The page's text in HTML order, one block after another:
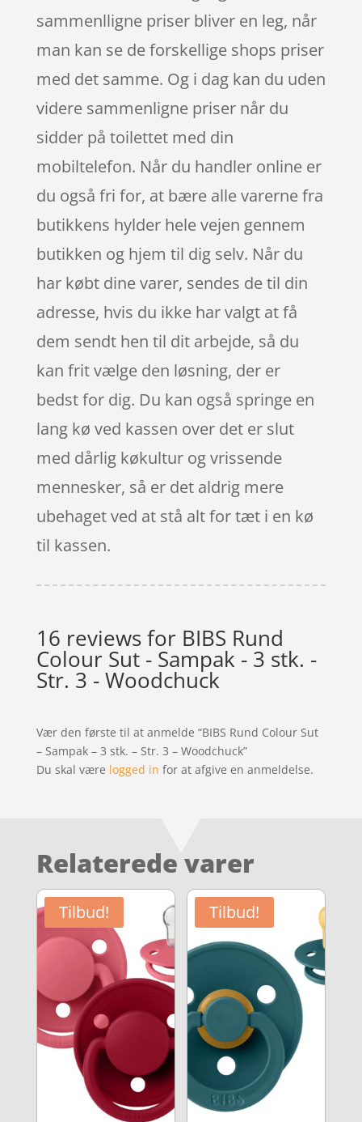
sammenlligne priser bliver en leg, når
man kan se de forskellige shops priser
med det samme. Og i dag kan du uden
videre sammenligne priser når du
sidder på toilettet med din
mobiltelefon. Når du handler online er
du også fri for, at bære alle varerne fra
butikkens hylder hele vejen gennem
butikken og hjem til dig selv. Når du
har købt dine varer, sendes de til din
adresse, hvis du ikke har valgt at få
dem sendt hen til dit arbejde, så du
kan frit vælge den løsning, der er
bedst for dig. Du kan også springe en
lang kø ved kassen over det er slut
med dårlig køkultur og vrissende
mennesker, så er det aldrig mere
ubehaget ved at stå alt for tæt i en kø
til kassen.
16 reviews for BIBS Rund
Colour Sut - Sampak - 3 stk. -
Str. 3 - Woodchuck
Vær den første til at anmelde “BIBS Rund Colour Sut
– Sampak – 3 stk. – Str. 3 – Woodchuck”
Du skal være logged in for at afgive en anmeldelse.
Relaterede varer
Tilbud! Tilbud!